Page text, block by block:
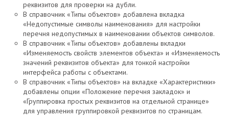
реквизитов для проверки на дубли.
В справочник «Типы объектов» добавлена вкладка
«Недопустимые символы наименования» для настройки
перечня недопустимых в наименовании объектов символов.
В справочник «Типы объектов» добавлены вкладки
«Изменяемость свойств элементов объекта» и «Изменяемость
значений реквизитов объекта» для тонкой настройки
интерфейса работы с объектами.
В справочник «Типы объектов» на вкладке «Характеристики»
добавлены опции «Положение перечня закладок» и
«Группировка простых реквизитов на отдельной странице»
для управления группировкой реквизитов по страницам.